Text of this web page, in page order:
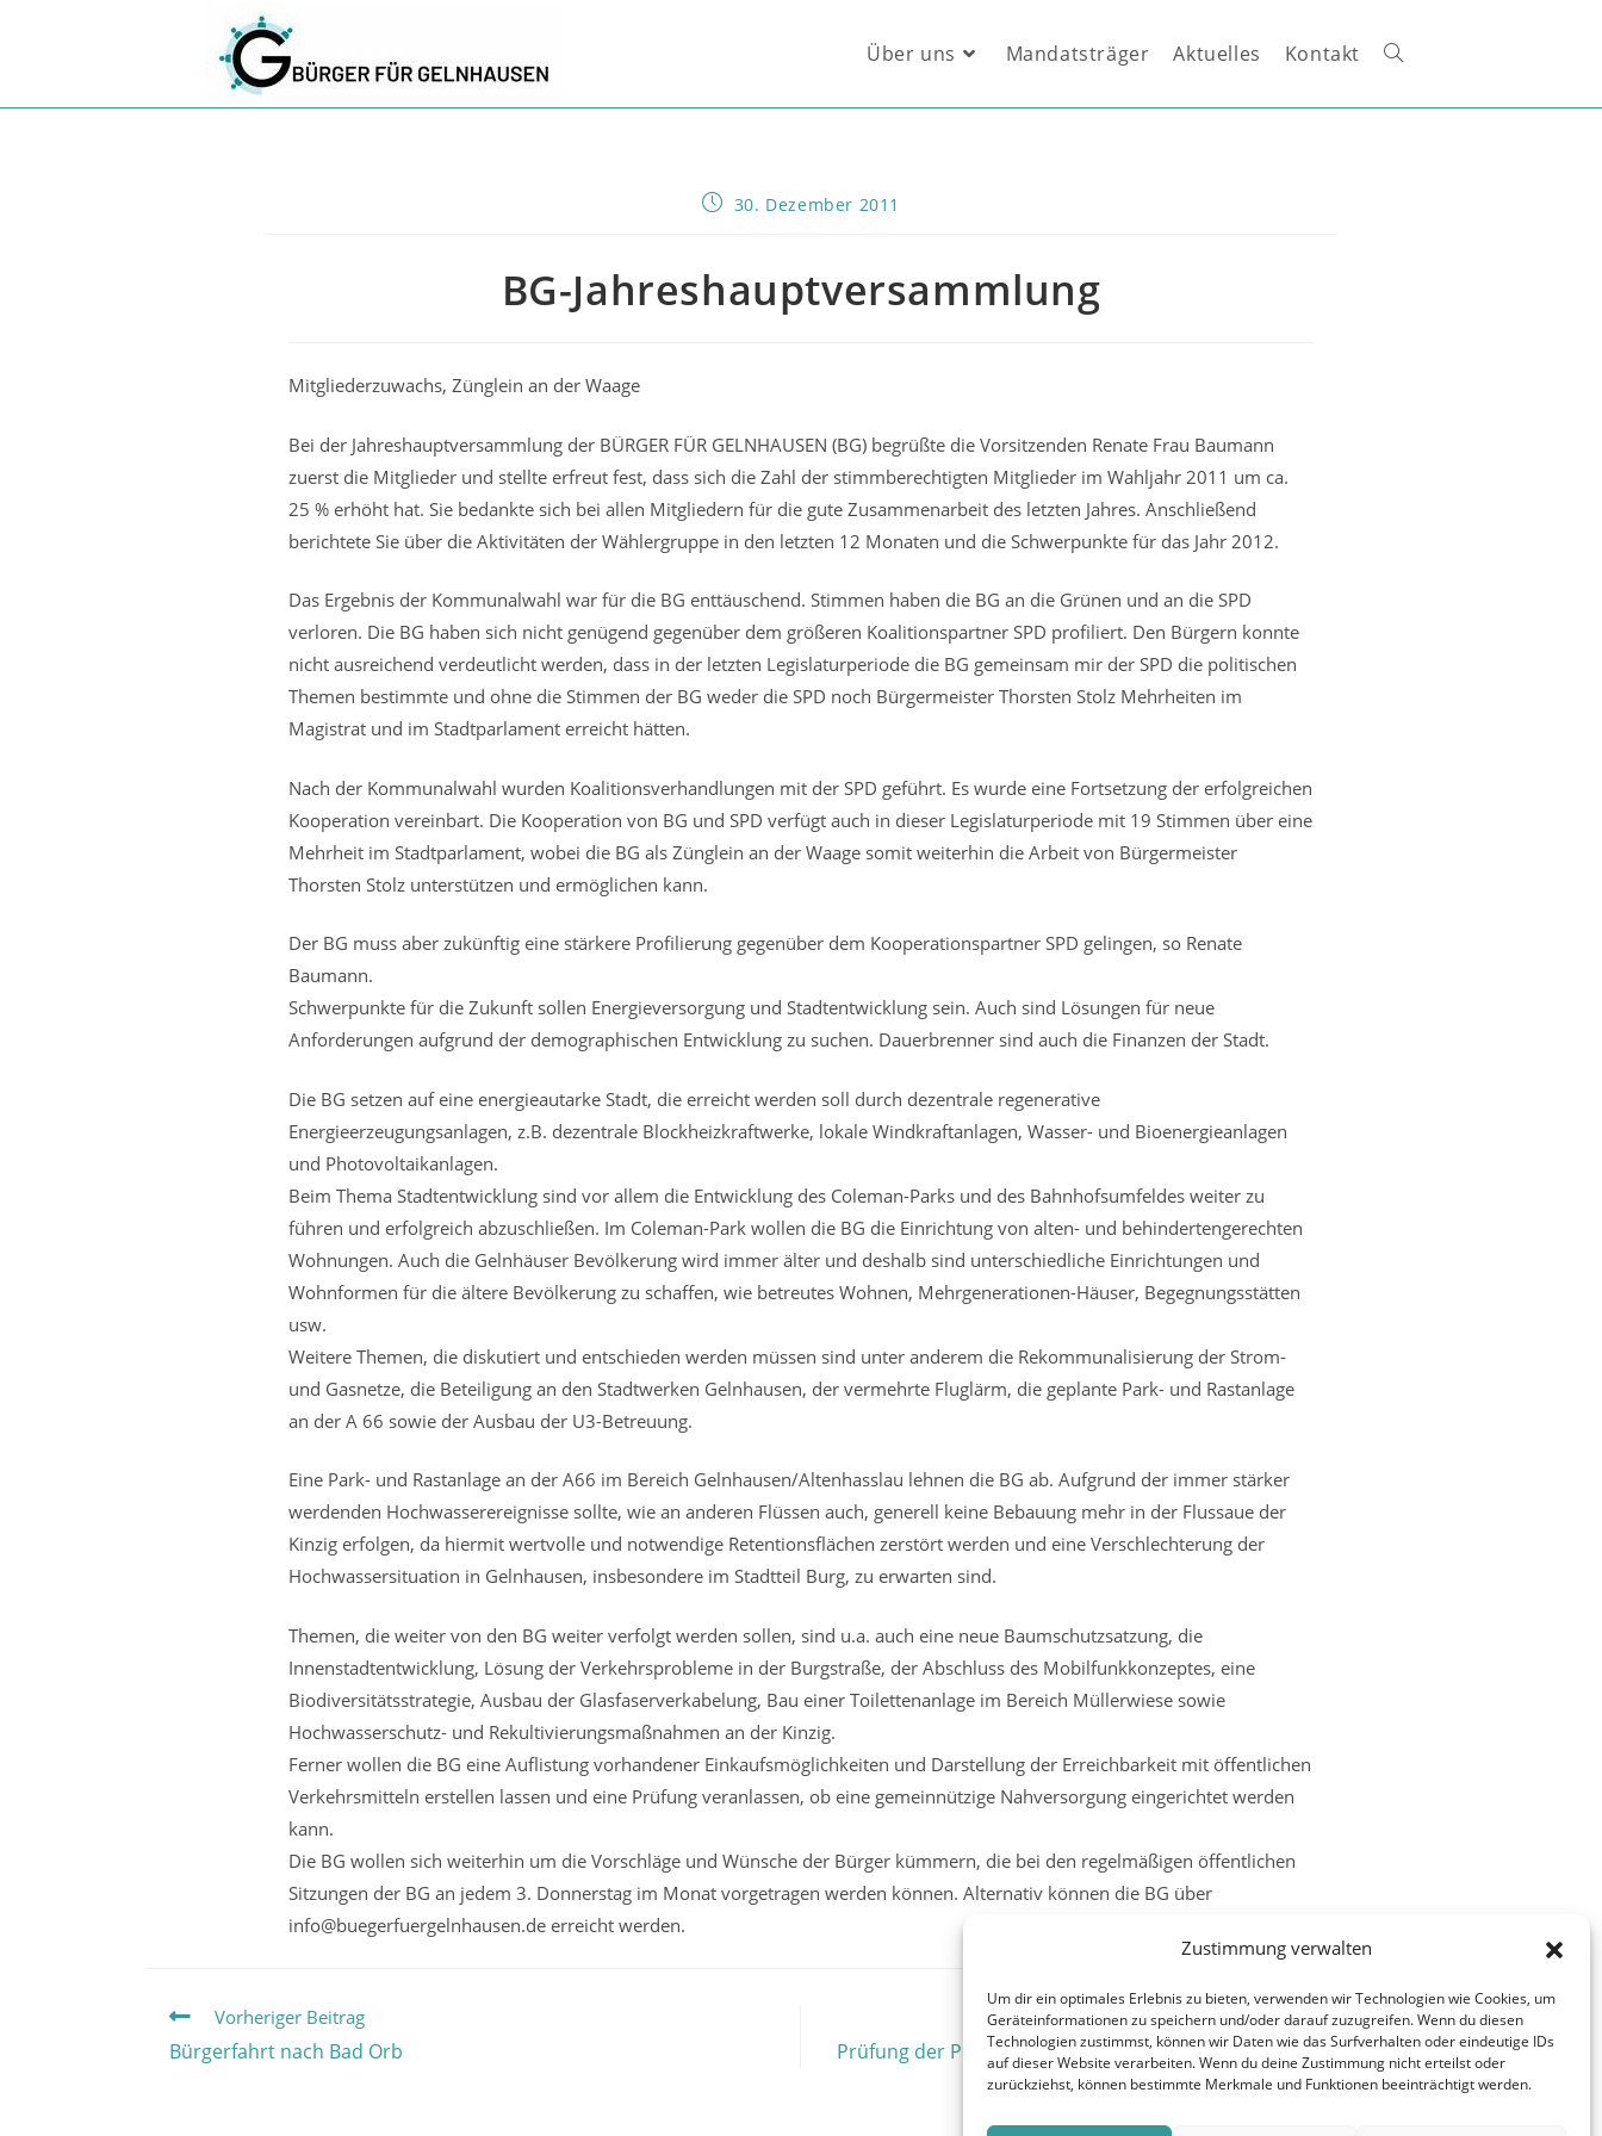
Zustimmung verwalten
Um dir ein optimales Erlebnis zu bieten, verwenden wir Technologien wie Cookies, um
Geräteinformationen zu speichern und/oder darauf zuzugreifen. Wenn du diesen
Technologien zustimmst, können wir Daten wie das Surfverhalten oder eindeutige IDs
auf dieser Website verarbeiten. Wenn du deine Zustimmung nicht erteilst oder
zurückziehst, können bestimmte Merkmale und Funktionen beeinträchtigt werden.
Über uns Mandatsträger Aktuelles Kontakt Website-
Beitrag30. Dezember 2011
BG-Jahreshauptversammlung
Mitgliederzuwachs, Zünglein an der Waage
Bei der Jahreshauptversammlung der BÜRGER FÜR GELNHAUSEN (BG) begrüßte die Vorsitzenden Renate Frau Baumann
zuerst die Mitglieder und stellte erfreut fest, dass sich die Zahl der stimmberechtigten Mitglieder im Wahljahr 2011 um ca.
25 % erhöht hat. Sie bedankte sich bei allen Mitgliedern für die gute Zusammenarbeit des letzten Jahres. Anschließend
berichtete Sie über die Aktivitäten der Wählergruppe in den letzten 12 Monaten und die Schwerpunkte für das Jahr 2012.
Das Ergebnis der Kommunalwahl war für die BG enttäuschend. Stimmen haben die BG an die Grünen und an die SPD
verloren. Die BG haben sich nicht genügend gegenüber dem größeren Koalitionspartner SPD profiliert. Den Bürgern konnte
nicht ausreichend verdeutlicht werden, dass in der letzten Legislaturperiode die BG gemeinsam mir der SPD die politischen
Themen bestimmte und ohne die Stimmen der BG weder die SPD noch Bürgermeister Thorsten Stolz Mehrheiten im
Magistrat und im Stadtparlament erreicht hätten.
Nach der Kommunalwahl wurden Koalitionsverhandlungen mit der SPD geführt. Es wurde eine Fortsetzung der erfolgreichen
Kooperation vereinbart. Die Kooperation von BG und SPD verfügt auch in dieser Legislaturperiode mit 19 Stimmen über eine
Mehrheit im Stadtparlament, wobei die BG als Zünglein an der Waage somit weiterhin die Arbeit von Bürgermeister
Thorsten Stolz unterstützen und ermöglichen kann.
Der BG muss aber zukünftig eine stärkere Profilierung gegenüber dem Kooperationspartner SPD gelingen, so Renate
Baumann.
Schwerpunkte für die Zukunft sollen Energieversorgung und Stadtentwicklung sein. Auch sind Lösungen für neue
Anforderungen aufgrund der demographischen Entwicklung zu suchen. Dauerbrenner sind auch die Finanzen der Stadt.
Die BG setzen auf eine energieautarke Stadt, die erreicht werden soll durch dezentrale regenerative
Energieerzeugungsanlagen, z.B. dezentrale Blockheizkraftwerke, lokale Windkraftanlagen, Wasser- und Bioenergieanlagen
und Photovoltaikanlagen.
Beim Thema Stadtentwicklung sind vor allem die Entwicklung des Coleman-Parks und des Bahnhofsumfeldes weiter zu
führen und erfolgreich abzuschließen. Im Coleman-Park wollen die BG die Einrichtung von alten- und behindertengerechten
Wohnungen. Auch die Gelnhäuser Bevölkerung wird immer älter und deshalb sind unterschiedliche Einrichtungen und
Wohnformen für die ältere Bevölkerung zu schaffen, wie betreutes Wohnen, Mehrgenerationen-Häuser, Begegnungsstätten
usw.
Weitere Themen, die diskutiert und entschieden werden müssen sind unter anderem die Rekommunalisierung der Strom-
und Gasnetze, die Beteiligung an den Stadtwerken Gelnhausen, der vermehrte Fluglärm, die geplante Park- und Rastanlage
an der A 66 sowie der Ausbau der U3-Betreuung.
Eine Park- und Rastanlage an der A66 im Bereich Gelnhausen/Altenhasslau lehnen die BG ab. Aufgrund der immer stärker
werdenden Hochwasserereignisse sollte, wie an anderen Flüssen auch, generell keine Bebauung mehr in der Flussaue der
Kinzig erfolgen, da hiermit wertvolle und notwendige Retentionsflächen zerstört werden und eine Verschlechterung der
Hochwassersituation in Gelnhausen, insbesondere im Stadtteil Burg, zu erwarten sind.
Themen, die weiter von den BG weiter verfolgt werden sollen, sind u.a. auch eine neue Baumschutzsatzung, die
Innenstadtentwicklung, Lösung der Verkehrsprobleme in der Burgstraße, der Abschluss des Mobilfunkkonzeptes, eine
Biodiversitätsstrategie, Ausbau der Glasfaserverkabelung, Bau einer Toilettenanlage im Bereich Müllerwiese sowie
Hochwasserschutz- und Rekultivierungsmaßnahmen an der Kinzig.
Ferner wollen die BG eine Auflistung vorhandener Einkaufsmöglichkeiten und Darstellung der Erreichbarkeit mit öffentlichen
Verkehrsmitteln erstellen lassen und eine Prüfung veranlassen, ob eine gemeinnützige Nahversorgung eingerichtet werden
kann.
Die BG wollen sich weiterhin um die Vorschläge und Wünsche der Bürger kümmern, die bei den regelmäßigen öffentlichen
Sitzungen der BG an jedem 3. Donnerstag im Monat vorgetragen werden können. Alternativ können die BG über
info@buegerfuergelnhausen.de erreicht werden.
Weitere
ansehen
Vorheriger Beitrag
Bürgerfahrt nach Bad Orb
Nächster Beitrag
Prüfung der Planung des Feuerwehrgerätehauses Hailer-Meerholz
durch den Bauausschuss